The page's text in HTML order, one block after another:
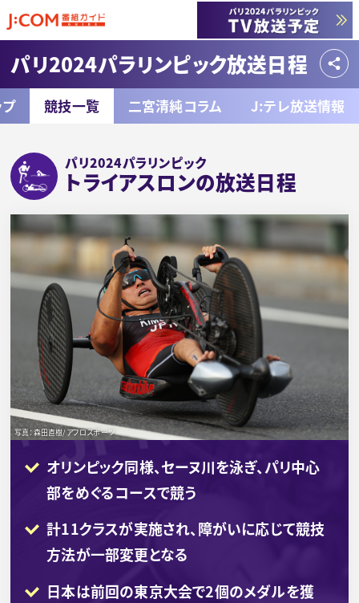
パリ2024パラリンピック放送日程
競技一覧 二宮清純コラム J:テレ放送情報
パリ2024パラリンピック
トライアスロンの放送日程
写真：森田直樹/アフロスポーツ
オリンピック同様、セーヌ川を泳ぎ、パリ中心
部をめぐるコースで競う
計11クラスが実施され、障がいに応じて競技
方法が一部変更となる
日本は前回の東京大会で2個のメダルを獲